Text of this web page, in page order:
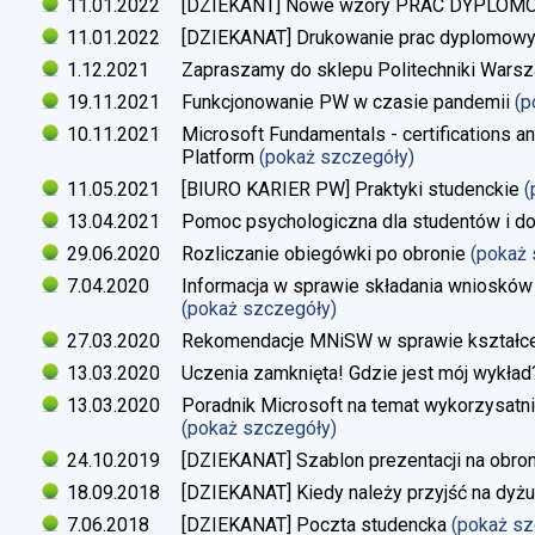
11.01.2022
[DZIEKANT] Nowe wzory PRAC
11.01.2022
[DZIEKANAT] Drukowanie prac
1.12.2021
Zapraszamy do sklepu Politechniki
19.11.2021
Funkcjonowanie PW w czasie pandemii
10.11.2021
Microsoft Fundamentals - certifications
Platform (pokaż szczegóły)
11.05.2021
[BIURO KARIER PW] Praktyki studenckie
13.04.2021
Pomoc psychologiczna dla studentów i
29.06.2020
Rozliczanie obiegówki po obronie (pokaż
7.04.2020
Informacja w sprawie składania
(pokaż szczegóły)
27.03.2020
Rekomendacje MNiSW w sprawie
13.03.2020
Uczenia zamknięta! Gdzie jest mój
13.03.2020
Poradnik Microsoft na temat
(pokaż szczegóły)
24.10.2019
[DZIEKANAT] Szablon prezentacji na
18.09.2018
[DZIEKANAT] Kiedy należy przyjść na
7.06.2018
[DZIEKANAT] Poczta studencka (pokaż